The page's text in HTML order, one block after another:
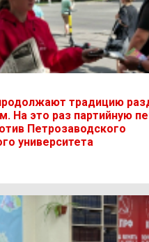
традицию
На это раз партийную
Петрозаводского
университета